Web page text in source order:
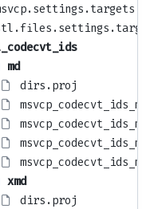
md
dirs.proj
xmd
dirs.proj